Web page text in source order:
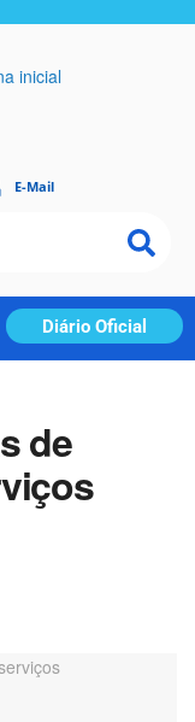
E-Mail
Diário Oficial
de